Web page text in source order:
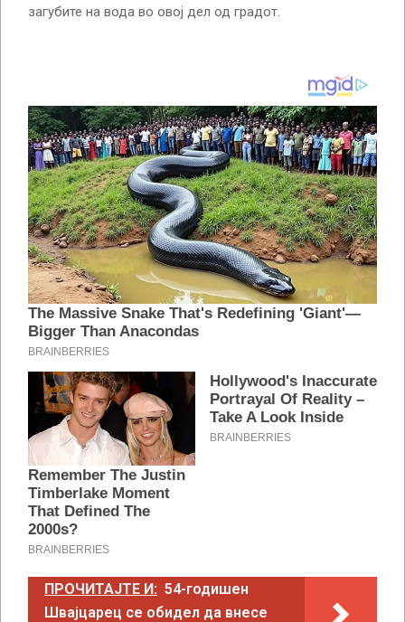
загубите на вода во овој дел од градот.
ПРОЧИТАЈТЕ И: 54-годишен
Швајцарец се обидел да внесе